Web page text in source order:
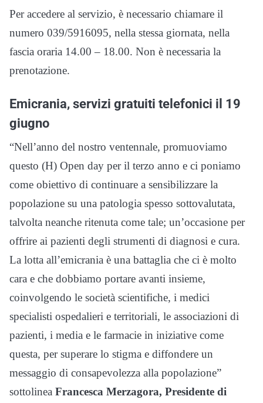
Per accedere al servizio, è necessario chiamare il
numero 039/5916095, nella stessa giornata, nella
fascia oraria 14.00 – 18.00. Non è necessaria la
prenotazione.
Emicrania, servizi gratuiti telefonici il 19
giugno
“Nell’anno del nostro ventennale, promuoviamo
questo (H) Open day per il terzo anno e ci poniamo
come obiettivo di continuare a sensibilizzare la
popolazione su una patologia spesso sottovalutata,
talvolta neanche ritenuta come tale; un’occasione per
offrire ai pazienti degli strumenti di diagnosi e cura.
La lotta all’emicrania è una battaglia che ci è molto
cara e che dobbiamo portare avanti insieme,
coinvolgendo le società scientifiche, i medici
specialisti ospedalieri e territoriali, le associazioni di
pazienti, i media e le farmacie in iniziative come
questa, per superare lo stigma e diffondere un
messaggio di consapevolezza alla popolazione”
sottolinea Francesca Merzagora, Presidente di